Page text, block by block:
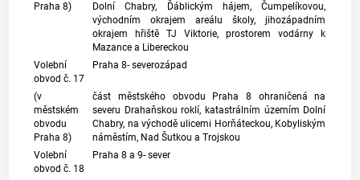
Praha 8)
Dolní Chabry, Ďáblickým hájem, Čumpelíkovou,
východním okrajem areálu školy, jihozápadním
okrajem hřiště TJ Viktorie, prostorem vodárny k
Mazance a Libereckou
Volební
obvod č. 17
Praha 8- severozápad
(v
městském
obvodu
Praha 8)
část městského obvodu Praha 8 ohraničená na
severu Drahaňskou roklí, katastrálním územím Dolní
Chabry, na východě ulicemi Horňáteckou, Kobyliským
náměstím, Nad Šutkou a Trojskou
Volební
obvod č. 18
Praha 8 a 9- sever